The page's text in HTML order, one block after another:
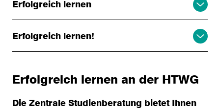
Erfolgreich lernen
Erfolgreich lernen!
Erfolgreich lernen an der HTWG
Die Zentrale Studienberatung bietet Ihnen